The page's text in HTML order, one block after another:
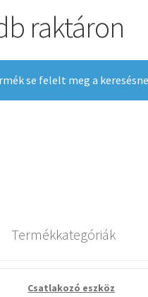
raktáron
se felelt meg a
Termékkategóriák
Csatlakozó eszköz